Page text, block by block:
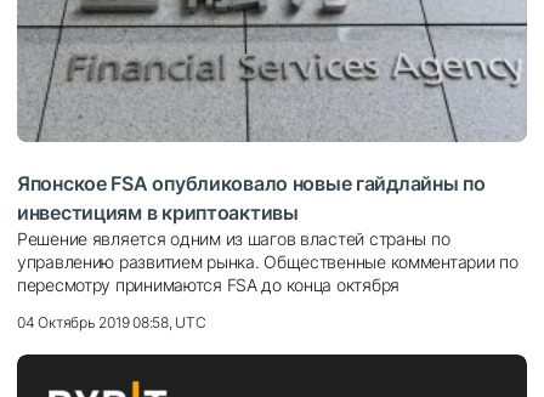
Японское FSA опубликовало новые гайдлайны по
инвестициям в криптоактивы
Решение является одним из шагов властей страны по
управлению развитием рынка. Общественные комментарии по
пересмотру принимаются FSA до конца октября
04 Октябрь 2019 08:58, UTC